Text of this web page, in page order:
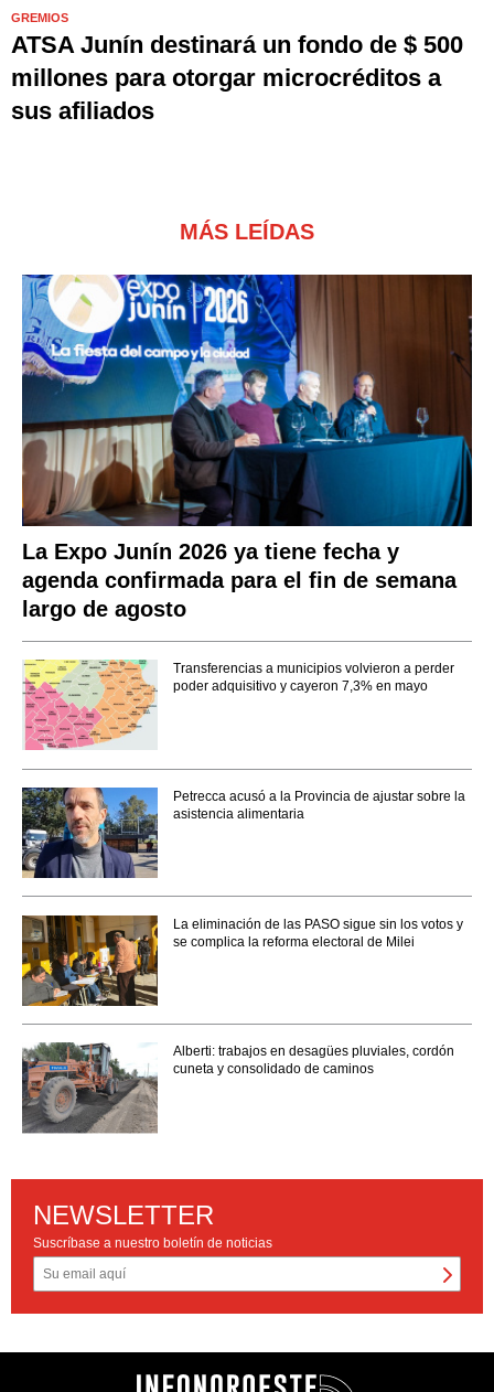
GREMIOS
ATSA Junín destinará un fondo de $ 500
millones para otorgar microcréditos a
sus afiliados
MÁS LEÍDAS
La Expo Junín 2026 ya tiene fecha y
agenda confirmada para el fin de semana
largo de agosto
Transferencias a municipios volvieron a perder
poder adquisitivo y cayeron 7,3% en mayo
Petrecca acusó a la Provincia de ajustar sobre la
asistencia alimentaria
La eliminación de las PASO sigue sin los votos y
se complica la reforma electoral de Milei
Alberti: trabajos en desagües pluviales, cordón
cuneta y consolidado de caminos
NEWSLETTER
Suscríbase a nuestro boletín de noticias